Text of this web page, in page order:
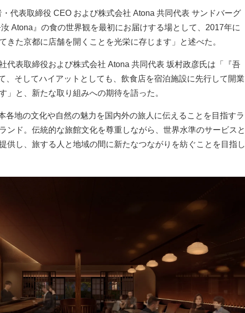
代表取締役 CEO および株式会社 Atona 共同代表 サンドバーグ
Atona』の食の世界観を最初にお届けする場として、2017年に
きた京都に店舗を開くことを光栄に存じます」と述べた。
代表取締役および株式会社 Atona 共同代表 坂村政彦氏は「『吾
、そしてハイアットとしても、飲食店を宿泊施設に先行して開業
」と、新たな取り組みへの期待を語った。
地の文化や自然の魅力を国内外の旅人に伝えることを目指すラ
ンド。伝統的な旅館文化を尊重しながら、世界水準のサービスと
供し、旅する人と地域の間に新たなつながりを紡ぐことを目指し